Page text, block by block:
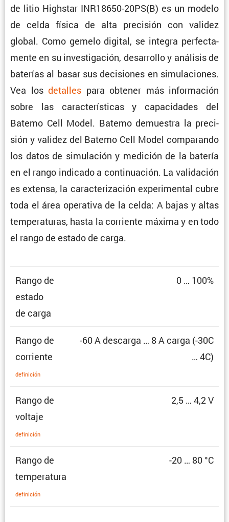
de litio Highstar INR18650-20PS(B) es un modelo
de celda física de alta preci­sión con validez
global. Como gemelo digital, se integra perfec­ta­
mente en su inves­ti­ga­ción, desarrollo y análisis de
baterías al basar sus decisiones en simula­ciones.
Vea los detalles para obtener más infor­ma­ción
sobre las carac­te­rís­ticas y capaci­dades del
Batemo Cell Model. Batemo demuestra la preci­
sión y validez del Batemo Cell Model compa­rando
los datos de simula­ción y medición de la batería
en el rango indicado a conti­nua­ción. La valida­ción
es extensa, la carac­te­ri­za­ción experi­mental cubre
toda el área opera­tiva de la celda: A bajas y altas
tempe­ra­turas, hasta la corriente máxima y en todo
el rango de estado de carga.
Rango de
estado
de carga
0 … 100%
Rango de
corriente
defini­ción
-60 A descarga … 8 A carga (-30C
… 4C)
Rango de
voltaje
defini­ción
2,5 … 4,2 V
Rango de
temperatura
defini­ción
-20 … 80 °C